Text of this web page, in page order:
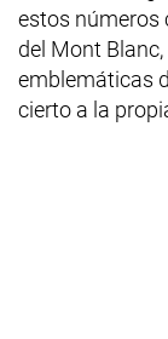
estos números
del Mont
emblemáticas
cierto a la